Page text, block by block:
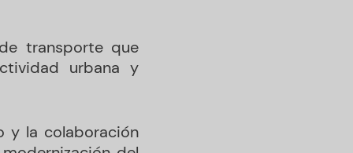
transporte que
urbana y
y la colaboración